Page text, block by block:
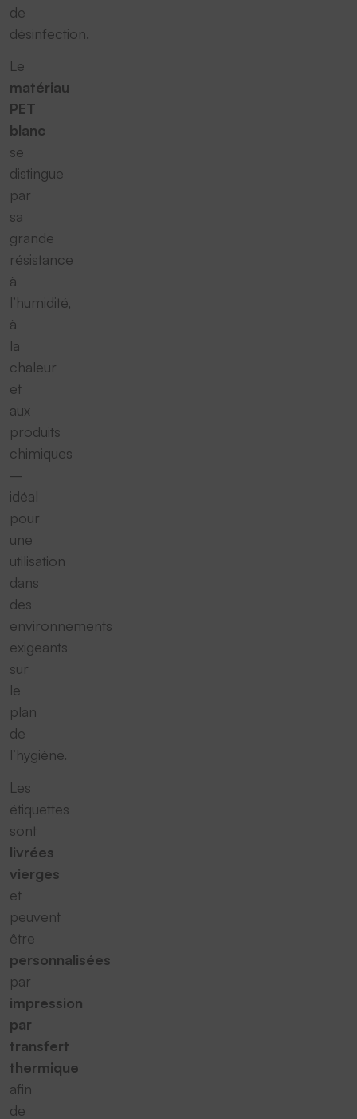
de
désinfection.
Le
matériau
PET
blanc
se
distingue
par
sa
grande
résistance
à
l’humidité,
à
la
chaleur
et
aux
produits
chimiques
–
idéal
pour
une
utilisation
dans
des
environnements
exigeants
sur
le
plan
de
l’hygiène.
Les
étiquettes
sont
livrées
vierges
et
peuvent
être
personnalisées
par
impression
par
transfert
thermique
afin
de